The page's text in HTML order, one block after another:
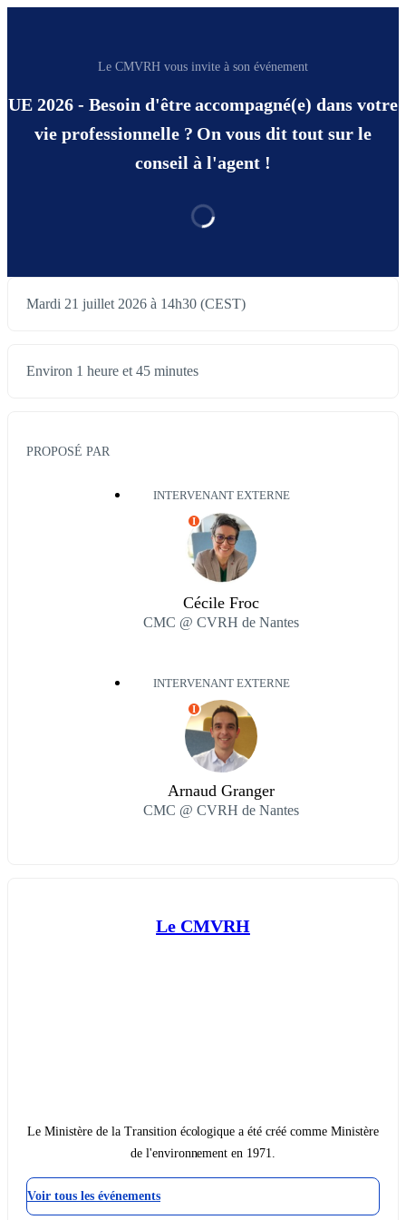
Le CMVRH vous invite à son événement
UE 2026 - Besoin d'être accompagné(e) dans votre
vie professionnelle ? On vous dit tout sur le
conseil à l'agent !
Mardi 21 juillet 2026 à 14h30 (CEST)
Environ 1 heure et 45 minutes
PROPOSÉ PAR
INTERVENANT EXTERNE
I
Cécile Froc
CMC @ CVRH de Nantes
INTERVENANT EXTERNE
I
Arnaud Granger
CMC @ CVRH de Nantes
Le CMVRH
Le Ministère de la Transition écologique a été créé comme Ministère
de l'environnement en 1971.
Voir tous les événements